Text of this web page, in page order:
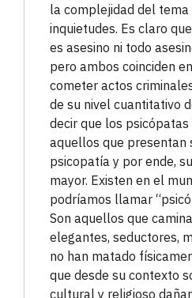
la complejidad del
inquietudes. Es claro
es asesino ni todo
pero ambos coinciden
cometer actos
de su nivel cuantitativo
decir que los psicópatas
aquellos que presentan
psicopatía y por ende,
mayor. Existen en el
podríamos llamar
Son aquellos que
elegantes, seductores,
no han matado
que desde su contexto
cultural y religioso